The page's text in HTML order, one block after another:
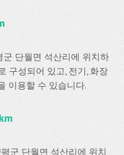
단월면 석산리에 위치하
구성되어 있고, 전기, 화장
이용할 수 있습니다.
군 단월면 석산리에 위치